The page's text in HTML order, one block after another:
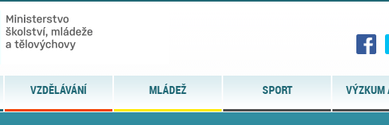
VZDĚLÁVÁNÍ MLÁDEŽ SPORT VÝZKUM